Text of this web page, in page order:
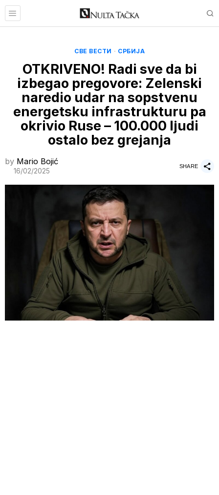
СВЕ ВЕСТИ · СРБИЈА
OTKRIVENO! Radi sve da bi
izbegao pregovore: Zelenski
naredio udar na sopstvenu
energetsku infrastrukturu pa
okrivio Ruse – 100.000 ljudi
ostalo bez grejanja
by Mario Bojić
16/02/2025
SHARE